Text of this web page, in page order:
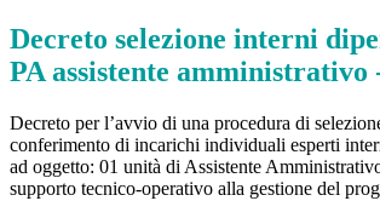
Decreto selezione interni
PA assistente amministrativo
Decreto per l’avvio di una procedura di
conferimento di incarichi individuali esperti
ad oggetto: 01 unità di Assistente
supporto tecnico-operativo alla gestione del